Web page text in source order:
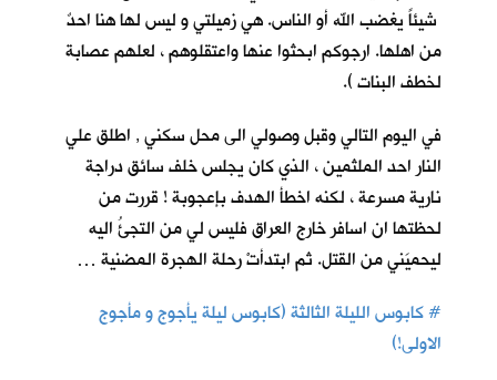
شيئاً يغضب الله أو الناس. هي زميلتي و ليس لها هنا احدٌ
من اهلها. ارجوكم ابحثوا عنها واعتقلوهم ، لعلهم عصابة
لخطف البنات ).
في اليوم التالي وقبل وصولي الى محل سكني , اطلق علي
النار احد الملثمين ، الذي كان يجلس خلف سائق دراجة
نارية مسرعة ، لكنه اخطأ الهدف بإعجوبة ! قررت من
لحظتها ان اسافر خارج العراق فليس لي من التجئُ اليه
ليحميَني من القتل. ثم ابتدأتْ رحلة الهجرة المضنية …
#كابوس الليلة الثالثة (كابوس ليلة يأجوج و مأجوج
الاولى!)